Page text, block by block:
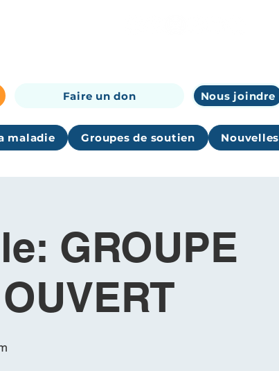
Faire un don Nous joindre
maladie Groupes de soutien Nouvelles
GROUPE